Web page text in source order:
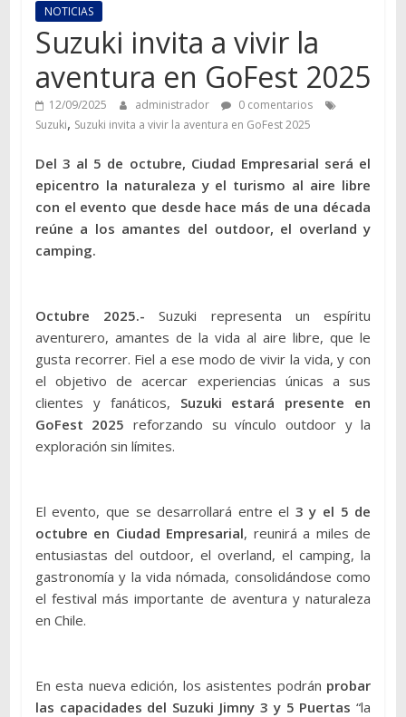
NOTICIAS
Suzuki invita a vivir la
aventura en GoFest 2025
12/09/2025 administrador
0 comentarios
Suzuki, Suzuki invita a vivir la aventura en GoFest 2025
Del 3 al 5 de octubre, Ciudad Empresarial será el
epicentro la naturaleza y el turismo al aire libre
con el evento que desde hace más de una década
reúne a los amantes del outdoor, el overland y
camping.
Octubre 2025.- Suzuki representa un espíritu
aventurero, amantes de la vida al aire libre, que le
gusta recorrer. Fiel a ese modo de vivir la vida, y con
el objetivo de acercar experiencias únicas a sus
clientes y fanáticos, Suzuki estará presente en
GoFest 2025reforzando su vínculo outdoor y la
exploración sin límites.
El evento, que se desarrollará entre el 3 y el 5 de
octubre en Ciudad Empresarial, reunirá a miles de
entusiastas del outdoor, el overland, el camping, la
gastronomía y la vida nómada, consolidándose como
el festival más importante de aventura y naturaleza
en Chile.
En esta nueva edición, los asistentes podrán probar
las capacidades del Suzuki Jimny 3 y 5 Puertas “la